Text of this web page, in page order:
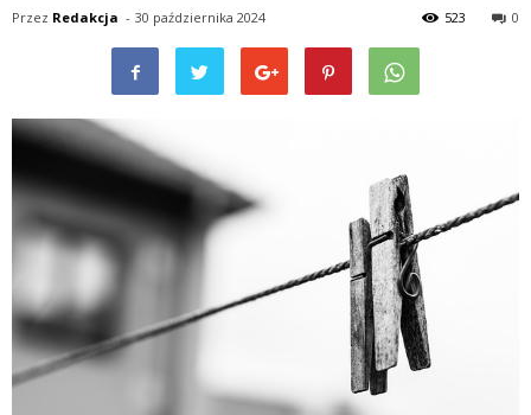
Przez Redakcja - 30 października 2024 0
523